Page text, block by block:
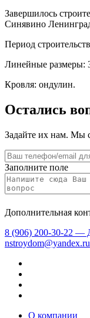
Завершилось
Синявино
Период
Линейные размеры:
Кровля: ондулин.
Остались
Задайте их нам. Мы
Заполните поле
Дополнительная
8 (906) 200-30-22 —
nstroydom@yandex.ru
О компании